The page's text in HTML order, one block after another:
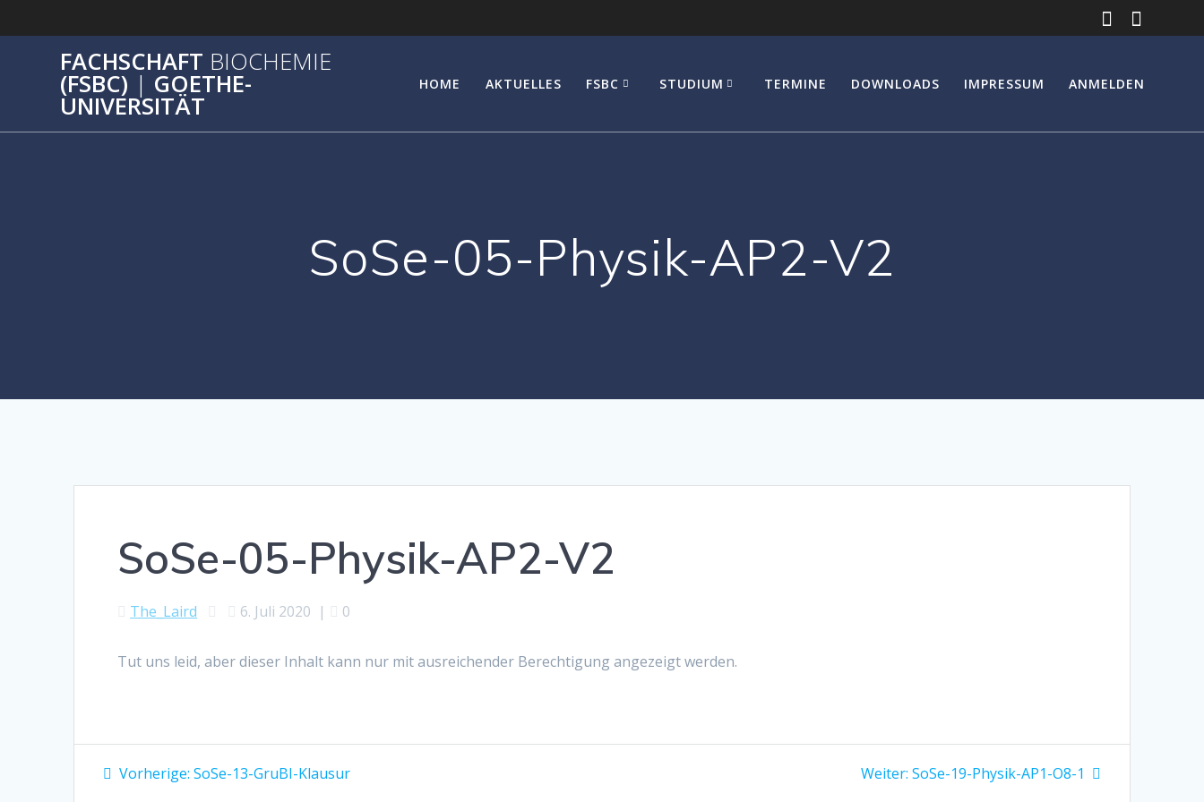
Inhalt
FACHSCHAFT BIOCHEMIE
(FSBC) | GOETHE-
UNIVERSITÄT
HOME AKTUELLES FSBC STUDIUM TERMINE DOWNLOADS IMPRESSUM ANMELDEN
SoSe-05-Physik-AP2-V2
SoSe-05-Physik-AP2-V2
The_Laird 6. Juli 2020 | 0
Tut uns leid, aber dieser Inhalt kann nur mit ausreichender Berechtigung angezeigt werden.
Beitragsnavigation
Vorherige: Vorheriger
SoSe-13-GruBI-Klausur Weiter: Nächster
SoSe-19-Physik-AP1-O8-1